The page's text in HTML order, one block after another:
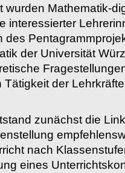
wurden Mathematik-
interessierter
des
der Universität
Tätigkeit der
zunächst die
nach
eines